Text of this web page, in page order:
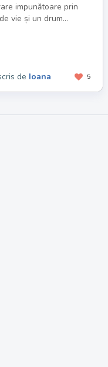
impunătoare prin
vie și un drum...
5
de Ioana